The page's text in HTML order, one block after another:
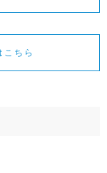
こちら